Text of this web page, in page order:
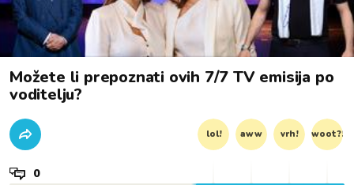
Možete li prepoznati ovih 7/7 TV emisija po
voditelju?
lol! aww vrh! woot?!
0